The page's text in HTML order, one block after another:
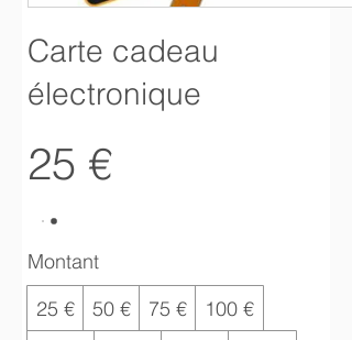
Carte cadeau
électronique
25 €
Montant
25 €
50 € 75 €
100 €